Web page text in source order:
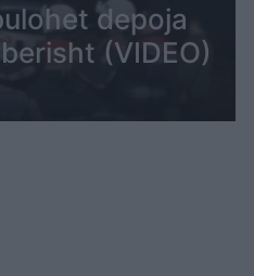
depoja
(VIDEO)